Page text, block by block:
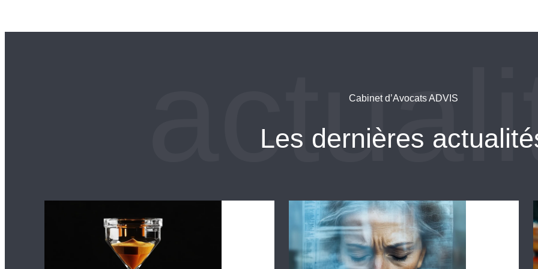
Cabinet d’Avocats ADVIS
Les dernières